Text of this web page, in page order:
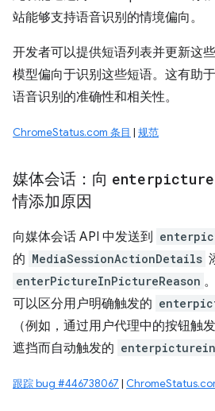
站能够支持语音识别的情境偏向。
开发者可以提供短语列表并更新这
模型偏向于识别这些短语。这有助
语音识别的准确性和相关性。
ChromeStatus.com 条目 | 规范
媒体会话：向
情添加原因
向媒体会话 API 中发送到
的 MediaSessionActionDetails
enterPictureInPictureReason
可以区分用户明确触发的
（例如，通过用户代理中的按钮触
遮挡而自动触发的
跟踪 bug #446738067 |